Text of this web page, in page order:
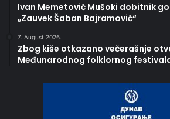
Ivan Memetović Mušoki dobitnik
„Zauvek Šaban Bajramović“
7. August 2026.
Zbog kiše otkazano večerašnje
Međunarodnog folklornog